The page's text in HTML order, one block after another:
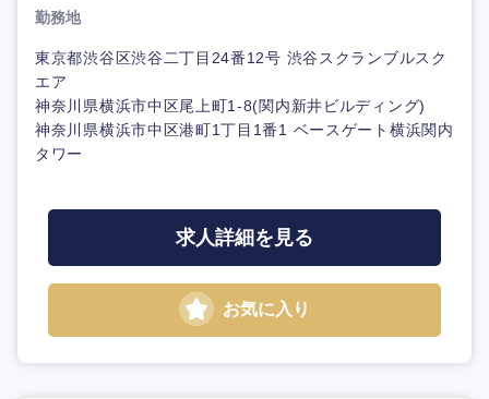
勤務地
東京都渋谷区渋谷二丁目24番12号 渋谷スクランブルスク
エア
神奈川県横浜市中区尾上町1-8(関内新井ビルディング)
神奈川県横浜市中区港町1丁目1番1 ベースゲート横浜関内
タワー
求人詳細を見る
お気に入り